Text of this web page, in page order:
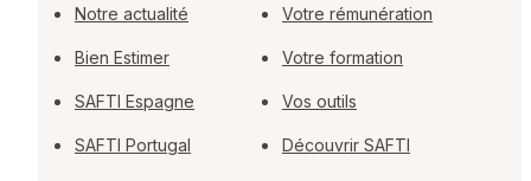
Notre actualité
Bien Estimer
SAFTI Espagne
SAFTI Portugal
Votre rémunération
Votre formation
Vos outils
Découvrir SAFTI